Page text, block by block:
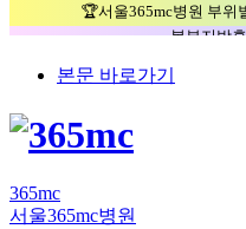
🏆서울365mc병원 부위
복부지방
얼굴지방흡입 1
본문 바로가기
365mc
서울365mc병원